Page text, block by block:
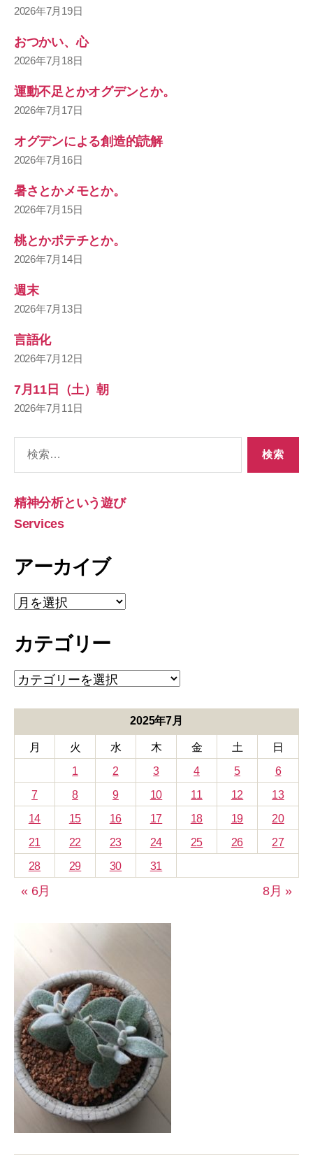
2026年7月19日
おつかい、心
2026年7月18日
運動不足とかオグデンとか。
2026年7月17日
オグデンによる創造的読解
2026年7月16日
暑さとかメモとか。
2026年7月15日
桃とかポテチとか。
2026年7月14日
週末
2026年7月13日
言語化
2026年7月12日
7月11日（土）朝
2026年7月11日
象:
精神分析という遊び
Services
アーカイブ
ア
ー
イ
カテゴリー
カ
テ
ー
2025年7月
月 火 水 木 金 土
日
1
2 3 4 5
6
7
8 9 10 11 12
13
14
15 16 17 18 19
20
21
22 23 24 25 26
27
28
29 30 31
« 6月 8月 »